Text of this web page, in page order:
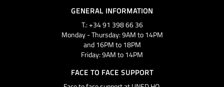
GENERAL INFORMATION
T.: +34 91 398 66 36
Monday - Thursday: 9AM to 14PM
and 16PM to 18PM
Friday: 9AM to 14PM
FACE TO FACE SUPPORT